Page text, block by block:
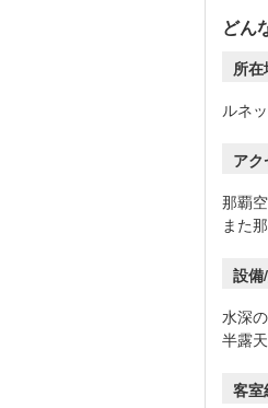
どん
所在
ルネ
ア
那覇
また
設備
水深
半露
客室